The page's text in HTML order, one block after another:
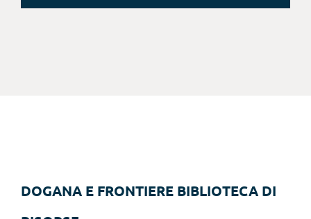
DOGANA E FRONTIERE BIBLIOTECA DI